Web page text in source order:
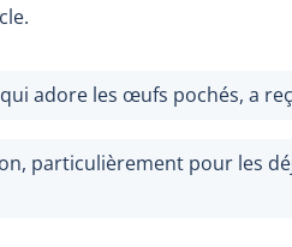
adore les œufs pochés, a
particulièrement pour les